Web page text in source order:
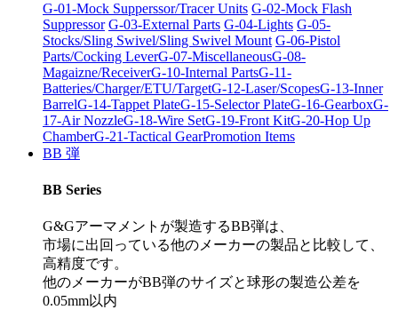
G-01-Mock Supperssor/Tracer Units G-02-Mock Flash
Suppressor G-03-External Parts G-04-Lights G-05-
Stocks/Sling Swivel/Sling Swivel Mount G-06-Pistol
Parts/Cocking LeverG-07-MiscellaneousG-08-
Magaizne/ReceiverG-10-Internal PartsG-11-
Batteries/Charger/ETU/TargetG-12-Laser/ScopesG-13-Inner
BarrelG-14-Tappet PlateG-15-Selector PlateG-16-GearboxG-
17-Air NozzleG-18-Wire SetG-19-Front KitG-20-Hop Up
ChamberG-21-Tactical GearPromotion Items
BB 弾
BB Series
G&Gアーマメントが製造するBB弾は、
市場に出回っている他のメーカーの製品と比較して、
高精度です。
他のメーカーがBB弾のサイズと球形の製造公差を
0.05mm以内